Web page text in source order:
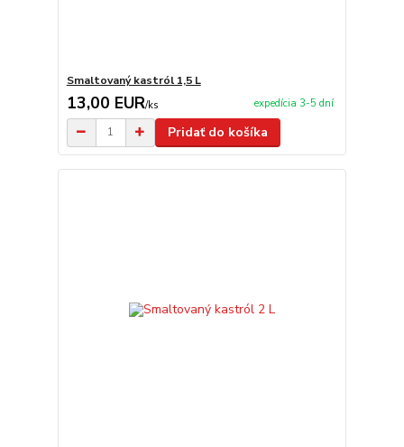
Smaltovaný kastról 1,5 L
13,00 EUR/ks expedícia 3-5 dní
Pridať do košíka